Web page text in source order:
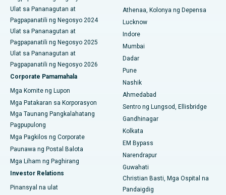
Pinakamahusay na Ospital sa CBD Belapur, Navi Mumbai
Pinakamahusay na Ospital sa Panchavati, Nashik
Pinakamahusay na Ospital sa Secunderabad, Hyderabad
Pinakamahusay na Ospital sa Seshadripuram, Bangalore
Pinakamahusay na Ospital sa Waltair Main Road,
Visakhapatnam
Pinakamahusay na Ospital sa Subhash Nagar Road,
Karimnagar
Pinakamahusay na Ospital sa Managari, Karaikudi
Pinakamahusay na Ospital sa Arepally, Warangal
Pinakamahusay na Ospital sa Arera Colony, Bhopal
Ulat sa Pananagutan at
Pagpapanatili ng Negosyo 2024
Ulat sa Pananagutan at
Pagpapanatili ng Negosyo 2025
Ulat sa Pananagutan at
Pagpapanatili ng Negosyo 2026
Corporate Pamamahala
Mga Komite ng Lupon
Mga Patakaran sa Korporasyon
Mga Taunang Pangkalahatang
Pagpupulong
Mga Pagkilos ng Corporate
Paunawa ng Postal Balota
Mga Liham ng Paghirang
Investor Relations
Pinansyal na ulat
Athenaa, Kolonya ng Depensa
Lucknow
Indore
Mumbai
Dadar
Pune
Nashik
Ahmedabad
Sentro ng Lungsod, Ellisbridge
Gandhinagar
Kolkata
EM Bypass
Narendrapur
Guwahati
Christian Basti, Mga Ospital na
Pandaigdig